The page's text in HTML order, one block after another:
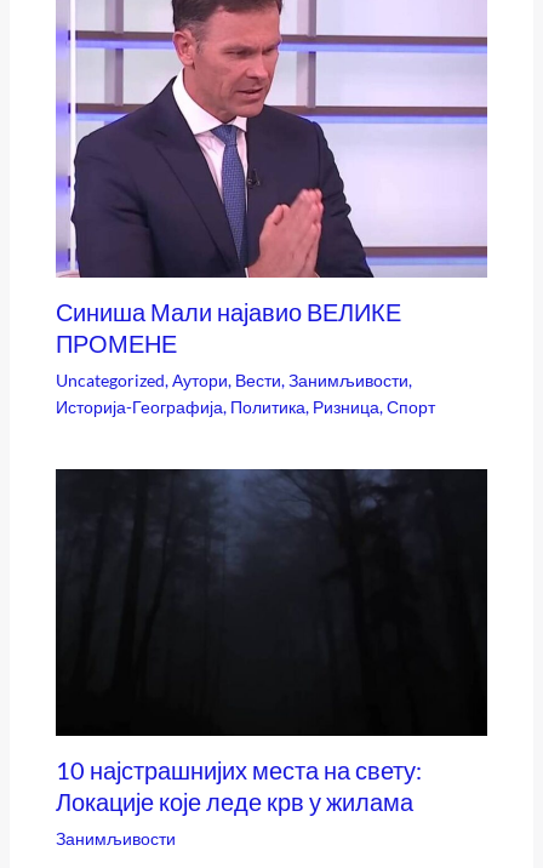
Синиша Мали најавио ВЕЛИКЕ
ПРОМЕНЕ
Uncategorized,Аутори, Вести,Занимљивости,
Историја-Географија, Политика, Ризница,Спорт
10 најстрашнијих места на свету:
Локације које леде крв у жилама
Занимљивости